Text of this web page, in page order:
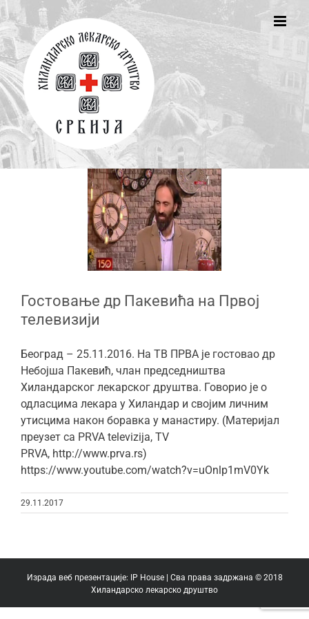
Skip
to
content
Гостовање др Пакевића на Првој
телевизији
Београд – 25.11.2016. На ТВ ПРВА је гостовао др
Небојша Пакевић, члан председништва
Хиландарског лекарског друштва. Говорио је о
одласцима лекара у Хиландар и својим личним
утисцима након боравка у манастиру. (Материјал
преузет са PRVA televizija, TV
PRVA, http://www.prva.rs)
https://www.youtube.com/watch?v=uOnlp1mV0Yk
29.11.2017
Израда веб презентације: IP House| Сва права задржана © 2018
Хиландарско лекарско друштво